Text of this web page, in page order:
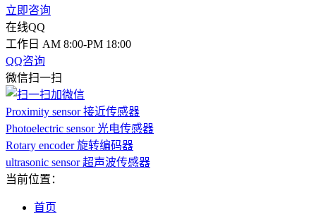
立即咨询
在线QQ
工作日 AM 8:00-PM 18:00
QQ咨询
微信扫一扫
Proximity sensor 接近传感器
Photoelectric sensor 光电传感器
Rotary encoder 旋转编码器
ultrasonic sensor 超声波传感器
当前位置：
首页